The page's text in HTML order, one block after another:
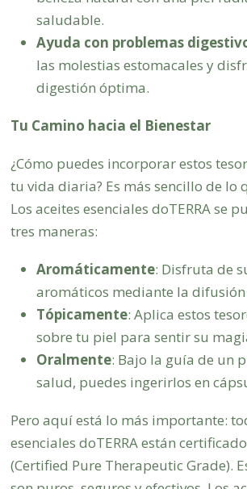
saludable.
Ayuda con problemas
las molestias estomacales y
digestión óptima.
Tu Camino hacia el Bienestar
¿Cómo puedes incorporar estos
tu vida diaria? Es más sencillo de lo
Los aceites esenciales doTERRA se
tres maneras:
Aromáticamente: Disfruta de
aromáticos mediante la
Tópicamente: Aplica estos
sobre tu piel para sentir su
Oralmente: Bajo la guía de un
salud, puedes ingerirlos en
Pero aquí está lo más importante:
esenciales doTERRA están
(Certified Pure Therapeutic Grade).